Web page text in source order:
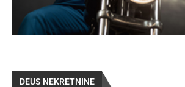
DEUS NEKRETNINE